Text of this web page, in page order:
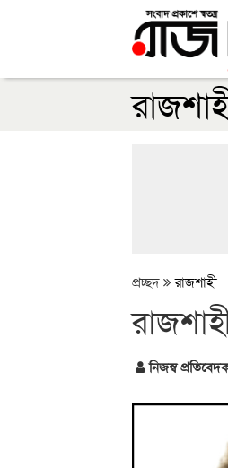
প্রচ্ছদ রাজশাহী
নিজস্ব